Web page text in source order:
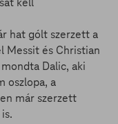
hat gólt szerzett a
Messit és Christian
Dalic, aki
oszlopa, a
már szerzett